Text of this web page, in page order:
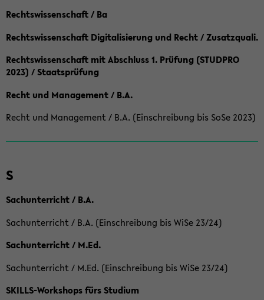
Rechtswissenschaft / Ba
Rechtswissenschaft Digitalisierung und Recht / Zusatzquali.
Rechtswissenschaft mit Abschluss 1. Prüfung (STUDPRO
2023) / Staatsprüfung
Recht und Management / B.A.
Recht und Management / B.A. (Einschreibung bis SoSe 2023)
S
Sachunterricht / B.A.
Sachunterricht / B.A. (Einschreibung bis WiSe 23/24)
Sachunterricht / M.Ed.
Sachunterricht / M.Ed. (Einschreibung bis WiSe 23/24)
SKILLS-Workshops fürs Studium